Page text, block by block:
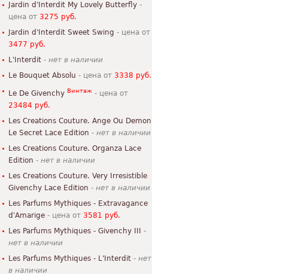
Jardin d'Interdit My Lovely Butterfly -
цена от 3275 руб.
Jardin d'Interdit Sweet Swing - цена от
3477 руб.
L'Interdit - нет в наличии
Le Bouquet Absolu - цена от 3338 руб.
Le De Givenchy Винтаж - цена от
23484 руб.
Les Creations Couture. Ange Ou Demon
Le Secret Lace Edition - нет в наличии
Les Creations Couture. Organza Lace
Edition - нет в наличии
Les Creations Couture. Very Irresistible
Givenchy Lace Edition - нет в наличии
Les Parfums Mythiques - Extravagance
d'Amarige - цена от 3581 руб.
Les Parfums Mythiques - Givenchy III
-
нет в наличии
Les Parfums Mythiques - L'Interdit - нет
в наличии